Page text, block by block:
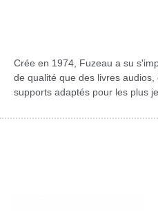
Crée en 1974, Fuzeau a su
de qualité que des livres
supports adaptés pour les plus